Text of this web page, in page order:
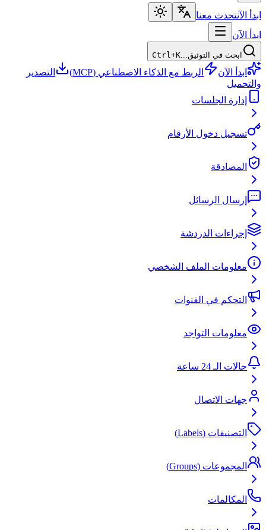
ابدأ الآنتحدث معنا
ابدأ الآن
ابحث في التوثيق... Ctrl+K
ابدأ الآن الربط مع الذكاء الاصطناعي (MCP)
التصدير
والتحميل
إدارة الجلسات
تسجيل دخول الأرقام
المصادقة
إرسال الرسائل
إجراءات الدردشة
معلومات الملف الشخصي
التحكم في القنوات
معلومات التواجد
حالات الـ 24 ساعة
جهات الاتصال
التصنيفات (Labels)
المجموعات (Groups)
المكالمات